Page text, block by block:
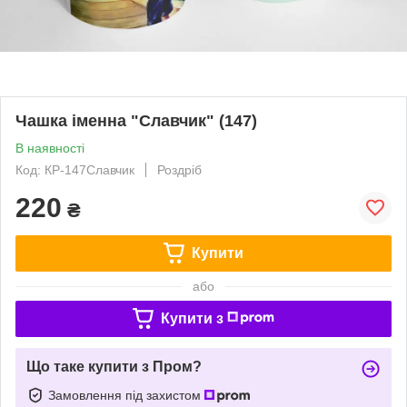
Чашка іменна "Славчик" (147)
В наявності
Код: КР-147Славчик
Роздріб
220 ₴
Купити
або
Купити з
Що таке купити з Пром?
Замовлення під захистом